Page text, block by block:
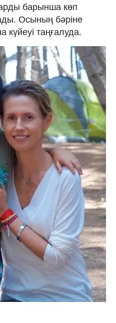
барынша көп
Осының бәріне
күйеуі таңғалуда.